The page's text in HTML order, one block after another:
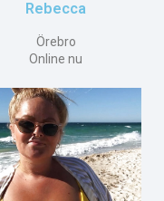
Rebecca
Örebro
Online nu